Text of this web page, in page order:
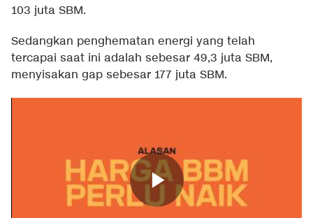
103 juta SBM.
Sedangkan penghematan energi yang telah
tercapai saat ini adalah sebesar 49,3 juta SBM,
menyisakan gap sebesar 177 juta SBM.